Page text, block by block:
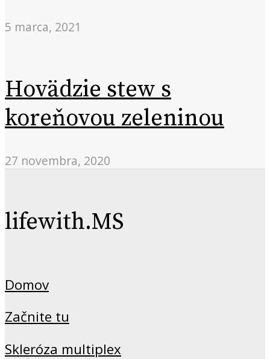
5 marca, 2021
Hovädzie stew s
koreňovou zeleninou
27 novembra, 2020
lifewith.MS
Domov
Začnite tu
Skleróza multiplex